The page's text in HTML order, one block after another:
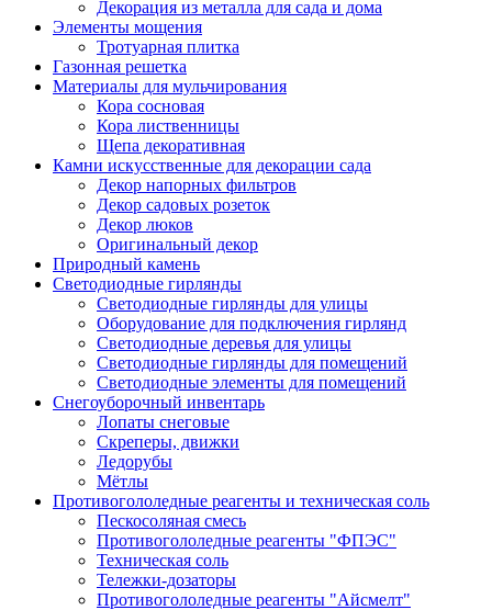
Декорация из металла для сада и дома
Элементы мощения
Тротуарная плитка
Газонная решетка
Материалы для мульчирования
Кора сосновая
Кора лиственницы
Щепа декоративная
Камни искусственные для декорации сада
Декор напорных фильтров
Декор садовых розеток
Декор люков
Оригинальный декор
Природный камень
Светодиодные гирлянды
Светодиодные гирлянды для улицы
Оборудование для подключения гирлянд
Светодиодные деревья для улицы
Светодиодные гирлянды для помещений
Светодиодные элементы для помещений
Снегоуборочный инвентарь
Лопаты снеговые
Скреперы, движки
Ледорубы
Мётлы
Противогололедные реагенты и техническая соль
Пескосоляная смесь
Противогололедные реагенты "ФПЭС"
Техническая соль
Тележки-дозаторы
Противогололедные реагенты "Айсмелт"